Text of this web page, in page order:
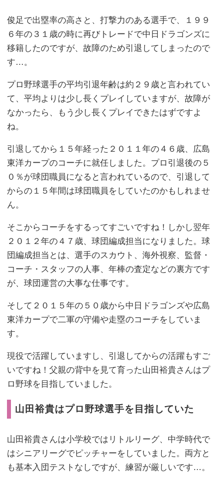
俊足で出塁率の高さと、打撃力のある選手で、１９９
６年の３１歳の時に再びトレードで中日ドラゴンズに
移籍したのですが、故障のため引退してしまったので
す…。
プロ野球選手の平均引退年齢は約２９歳と言われてい
て、平均よりは少し長くプレイしていますが、故障が
なかったら、もう少し長くプレイできたはずですよ
ね。
引退してから１５年経った２０１１年の４６歳、広島
東洋カープのコーチに就任しました。プロ引退後の５
０％が球団職員になると言われているので、引退して
からの１５年間は球団職員をしていたのかもしれませ
ん。
そこからコーチをするってすごいですね！しかし翌年
２０１２年の４７歳、球団編成担当になりました。球
団編成担当とは、選手のスカウト、海外視察、監督・
コーチ・スタッフの人事、年棒の査定などの裏方です
が、球団運営の大事な仕事です。
そして２０１５年の５０歳から中日ドラゴンズや広島
東洋カープで二軍の守備や走塁のコーチをしていま
す。
現役で活躍していますし、引退してからの活躍もすご
いですね！父親の背中を見て育った山田裕貴さんはプ
ロ野球を目指していました。
山田裕貴はプロ野球選手を目指していた
山田裕貴さんは小学校ではリトルリーグ、中学時代で
はシニアリーグでピッチャーをしていました。両方と
も基本入団テストなしですが、練習が厳しいです…。